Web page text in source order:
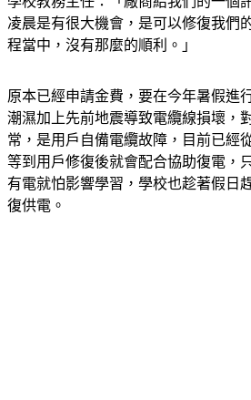
凌晨是有很大機會，是可以修復我們
程當中，沒有那麼的順利。」
原本已經申請金費，要在今年暑假進
潮濕加上先前地震導致電纜線損壞，
常，是用戶自備電纜故障，目前已經
等到用戶修復後就會配合協助復電，
有電就怕影響學習，學校也趁著假日
復供電。